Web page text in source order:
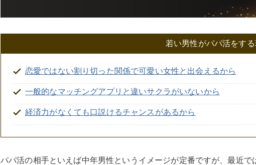
若い男性がパパ活をす
恋愛ではない割り切った関係で可愛い女性と出会えるから
一般的なマッチングアプリと違いサクラがいないから
経済力がなくても口説けるチャンスがあるから
パパ活の相手といえば中年男性というイメージが定番ですが、最近